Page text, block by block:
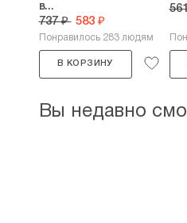
в...
737 ₽ 583 ₽
Понравилось 283 людям
В КОРЗИНУ
Вы недавно